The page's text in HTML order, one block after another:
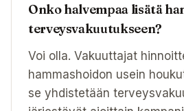
Onko halvempaa lisätä
terveysvakuutukseen?
Voi olla. Vakuuttajat
hammashoidon usein
se yhdistetään